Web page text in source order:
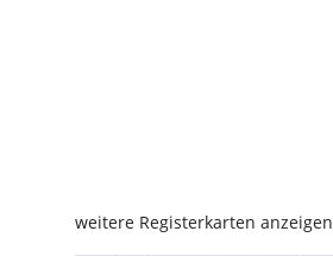
weitere Registerkarten anzeigen